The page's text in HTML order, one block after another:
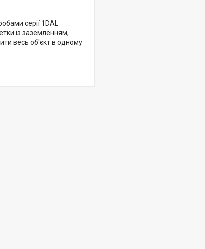
серії 1DAL
із заземленням,
весь об'єкт в одному